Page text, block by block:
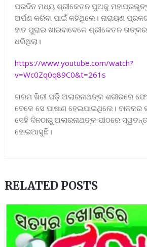
ପରଦିନ ମଧ୍ୟ ଶ୍ରୀକେତନ ପୁଅକୁ
ଅର୍ପଣ କରିବା ପାଇଁ କହିଥିଲେ। ନାରାୟଣ
ହାତ ପୁରାଇ ଖାଇବାବେଳେ ଶ୍ରୀକେତନ
ଧରିଥିଲା।
https://www.youtube.com/watch?
v=Wc0Zq0q89C0&t=261s
ଗରମ ଖିରୀ ପଡ଼ି ଅଲାରନାଥଙ୍କ ଶରୀରରେ
ବେଳେ ସେ ପାଷାଣ ହେଇଯାଇଥିଲେ।
ସେହି ଦିନଠାରୁ ଅଲାରନାଥଙ୍କ ପୀଠରେ
ହୋଇଆସୁଛି।
RELATED POSTS